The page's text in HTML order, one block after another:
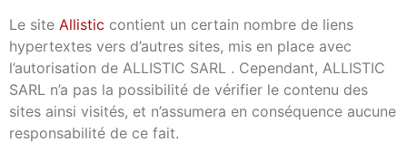
Le site Allistic contient un certain nombre de liens
hypertextes vers d’autres sites, mis en place avec
l’autorisation de ALLISTIC SARL . Cependant, ALLISTIC
SARL n’a pas la possibilité de vérifier le contenu des
sites ainsi visités, et n’assumera en conséquence aucune
responsabilité de ce fait.